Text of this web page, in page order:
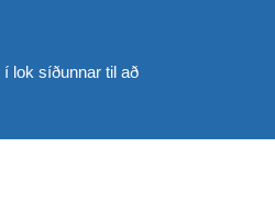
lok síðunnar til að